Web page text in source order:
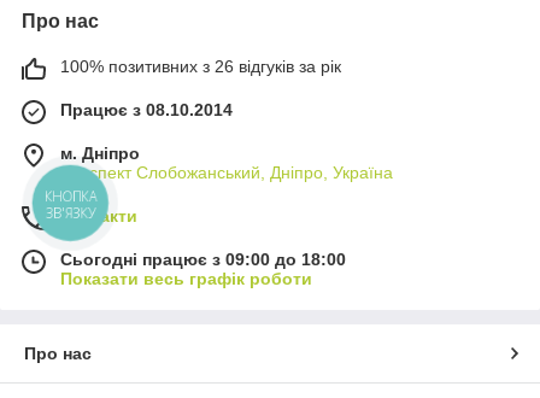
Про нас
100% позитивних з 26 відгуків за рік
Працює з 08.10.2014
м. Дніпро
проспект Слобожанський, Дніпро, Україна
Контакти
Сьогодні працює з 09:00 до 18:00
Показати весь графік роботи
Про нас
КНОПКА
ЗВ'ЯЗКУ